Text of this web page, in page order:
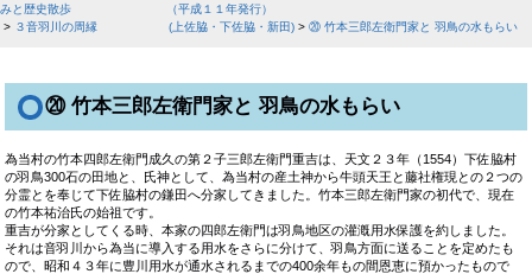
みと歴史散歩 （平成１１年発行）
３音羽川の周縁 (上佐脇・下佐脇・新田)
⑳ 竹本三郎左衛門家と 羽鳥の水もらい
⑳ 竹本三郎左衛門家と 羽鳥の水もらい
為当村の竹本四郎左衛門成久の第２子三郎左衛門重吉は、天文２３年（1554）下佐脇村
の羽鳥300石の田地と、氏神として、為当村の産土神から牛頭天王と藤社権現との２つの
分霊とを奉じて下佐脇村の鎌田へ分家してきました。竹本三郎左衛門家の初代で、現在
の竹本祐治氏の始祖です。
重吉が分家としてくる時、本家の四郎左衛門は羽鳥地区の灌漑用水保護を約しました。
それは音羽川から為当に導入する用水をさらに分けて、羽鳥方面に送ることを定めたも
ので、昭和４３年に豊川用水が通水されるまでの400余年もの間恩恵に預かったもので